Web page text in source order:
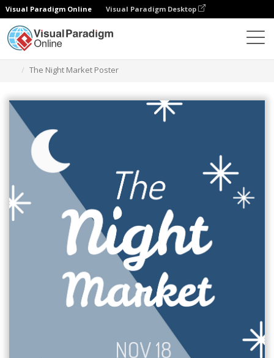
Visual Paradigm Online Visual Paradigm Desktop
The Night Market Poster